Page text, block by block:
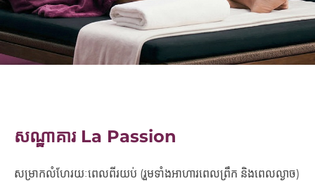
សណ្ឋាគារ La Passion
សម្រាកលំហែរយៈពេលពីរយប់ (រួមទាំងអាហារពេលព្រឹក និងពេលល្ងាច)